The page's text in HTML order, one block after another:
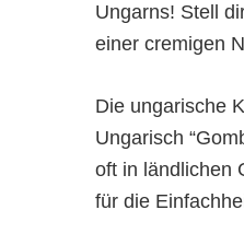
Lecker
Ungarns! Stell
einer cremigen
Die ungarische
Ungarisch
oft in ländlichen
für die